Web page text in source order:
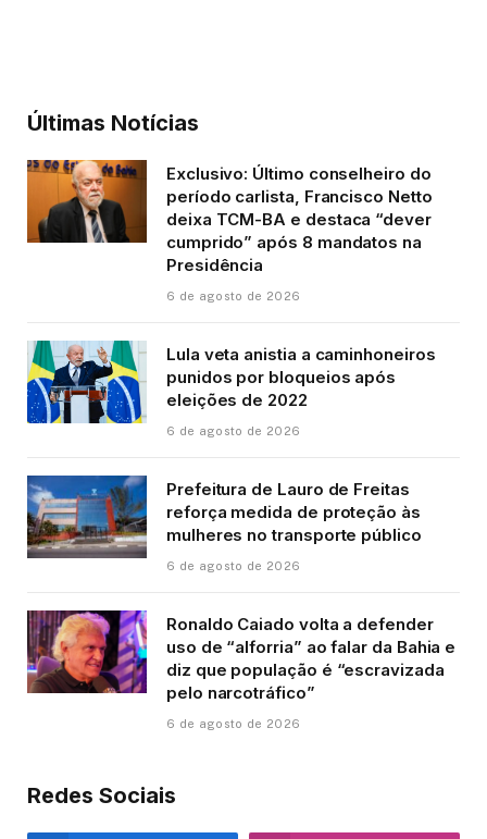
Últimas Notícias
Exclusivo: Último conselheiro do
período carlista, Francisco Netto
deixa TCM-BA e destaca “dever
cumprido” após 8 mandatos na
Presidência
6 de agosto de 2026
Lula veta anistia a caminhoneiros
punidos por bloqueios após
eleições de 2022
6 de agosto de 2026
Prefeitura de Lauro de Freitas
reforça medida de proteção às
mulheres no transporte público
6 de agosto de 2026
Ronaldo Caiado volta a defender
uso de “alforria” ao falar da Bahia e
diz que população é “escravizada
pelo narcotráfico”
6 de agosto de 2026
Redes Sociais